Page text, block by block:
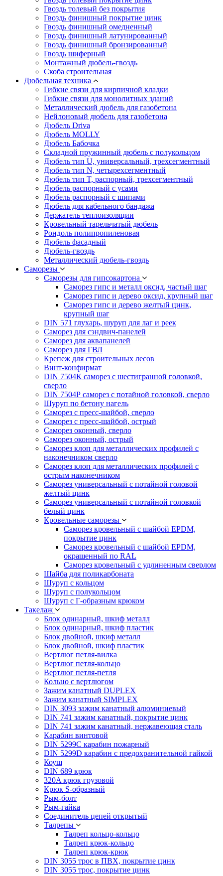
Гвоздь толевый без покрытия
Гвоздь финишный покрытие цинк
Гвоздь финишный омедненный
Гвоздь финишный латунированный
Гвоздь финишный бронзированный
Гвоздь шиферный
Монтажный дюбель-гвоздь
Скоба строительная
Дюбельная техника
Гибкие связи для кирпичной кладки
Гибкие связи для монолитных зданий
Металлический дюбель для газобетона
Нейлоновый дюбель для газобетона
Дюбель Driva
Дюбель MOLLY
Дюбель Бабочка
Складной пружинный дюбель с полукольцом
Дюбель тип U, универсальный, трехсегментный
Дюбель тип N, четырехсегментный
Дюбель тип T, распорный, трехсегментный
Дюбель распорный с усами
Дюбель распорный с шипами
Дюбель для кабельного бандажа
Держатель теплоизоляции
Кровельный тарельчатый дюбель
Рондоль полипропиленовая
Дюбель фасадный
Дюбель-гвоздь
Металлический дюбель-гвоздь
Саморезы
Саморезы для гипсокартона
Саморез гипс и металл оксид, частый шаг
Саморез гипс и дерево оксид, крупный шаг
Саморез гипс и дерево желтый цинк,
крупный шаг
DIN 571 глухарь, шуруп для лаг и реек
Саморез для сэндвич-панелей
Саморез для аквапанелей
Саморез для ГВЛ
Крепеж для строительных лесов
Винт-конфирмат
DIN 7504К саморез с шестигранной головкой,
сверло
DIN 7504Р саморез с потайной головкой, сверло
Шуруп по бетону нагель
Саморез с пресс-шайбой, сверло
Саморез с пресс-шайбой, острый
Саморез оконный, сверло
Саморез оконный, острый
Саморез клоп для металлических профилей с
наконечником сверло
Саморез клоп для металлических профилей с
острым наконечником
Саморез универсальный с потайной головой
желтый цинк
Саморез универсальный с потайной головкой
белый цинк
Кровельные саморезы
Саморез кровельный с шайбой EPDM,
покрытие цинк
Саморез кровельный с шайбой EPDM,
окрашенный по RAL
Саморез кровельный с удлиненным сверлом
Шайба для поликарбоната
Шуруп с кольцом
Шуруп с полукольцом
Шуруп с Г-образным крюком
Такелаж
Блок одинарный, шкиф металл
Блок одинарный, шкиф пластик
Блок двойной, шкиф металл
Блок двойной, шкиф пластик
Вертлюг петля-вилка
Вертлюг петля-кольцо
Вертлюг петля-петля
Кольцо с вертлюгом
Зажим канатный DUPLEX
Зажим канатный SIMPLEX
DIN 3093 зажим канатный алюминиевый
DIN 741 зажим канатный, покрытие цинк
DIN 741 зажим канатный, нержавеющая сталь
Карабин винтовой
DIN 5299C карабин пожарный
DIN 5299D карабин с предохранительной гайкой
Коуш
DIN 689 крюк
320A крюк грузовой
Крюк S-образный
Рым-болт
Рым-гайка
Соединитель цепей открытый
Талрепы
Талреп кольцо-кольцо
Талреп крюк-кольцо
Талреп крюк-крюк
DIN 3055 трос в ПВХ, покрытие цинк
DIN 3055 трос, покрытие цинк